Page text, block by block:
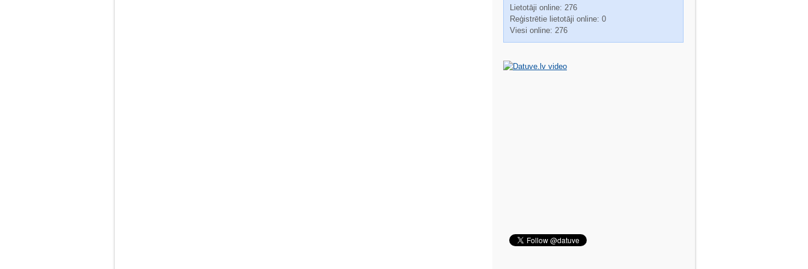
Lietotāji online: 276
Reģistrētie lietotāji online: 0
Viesi online: 276